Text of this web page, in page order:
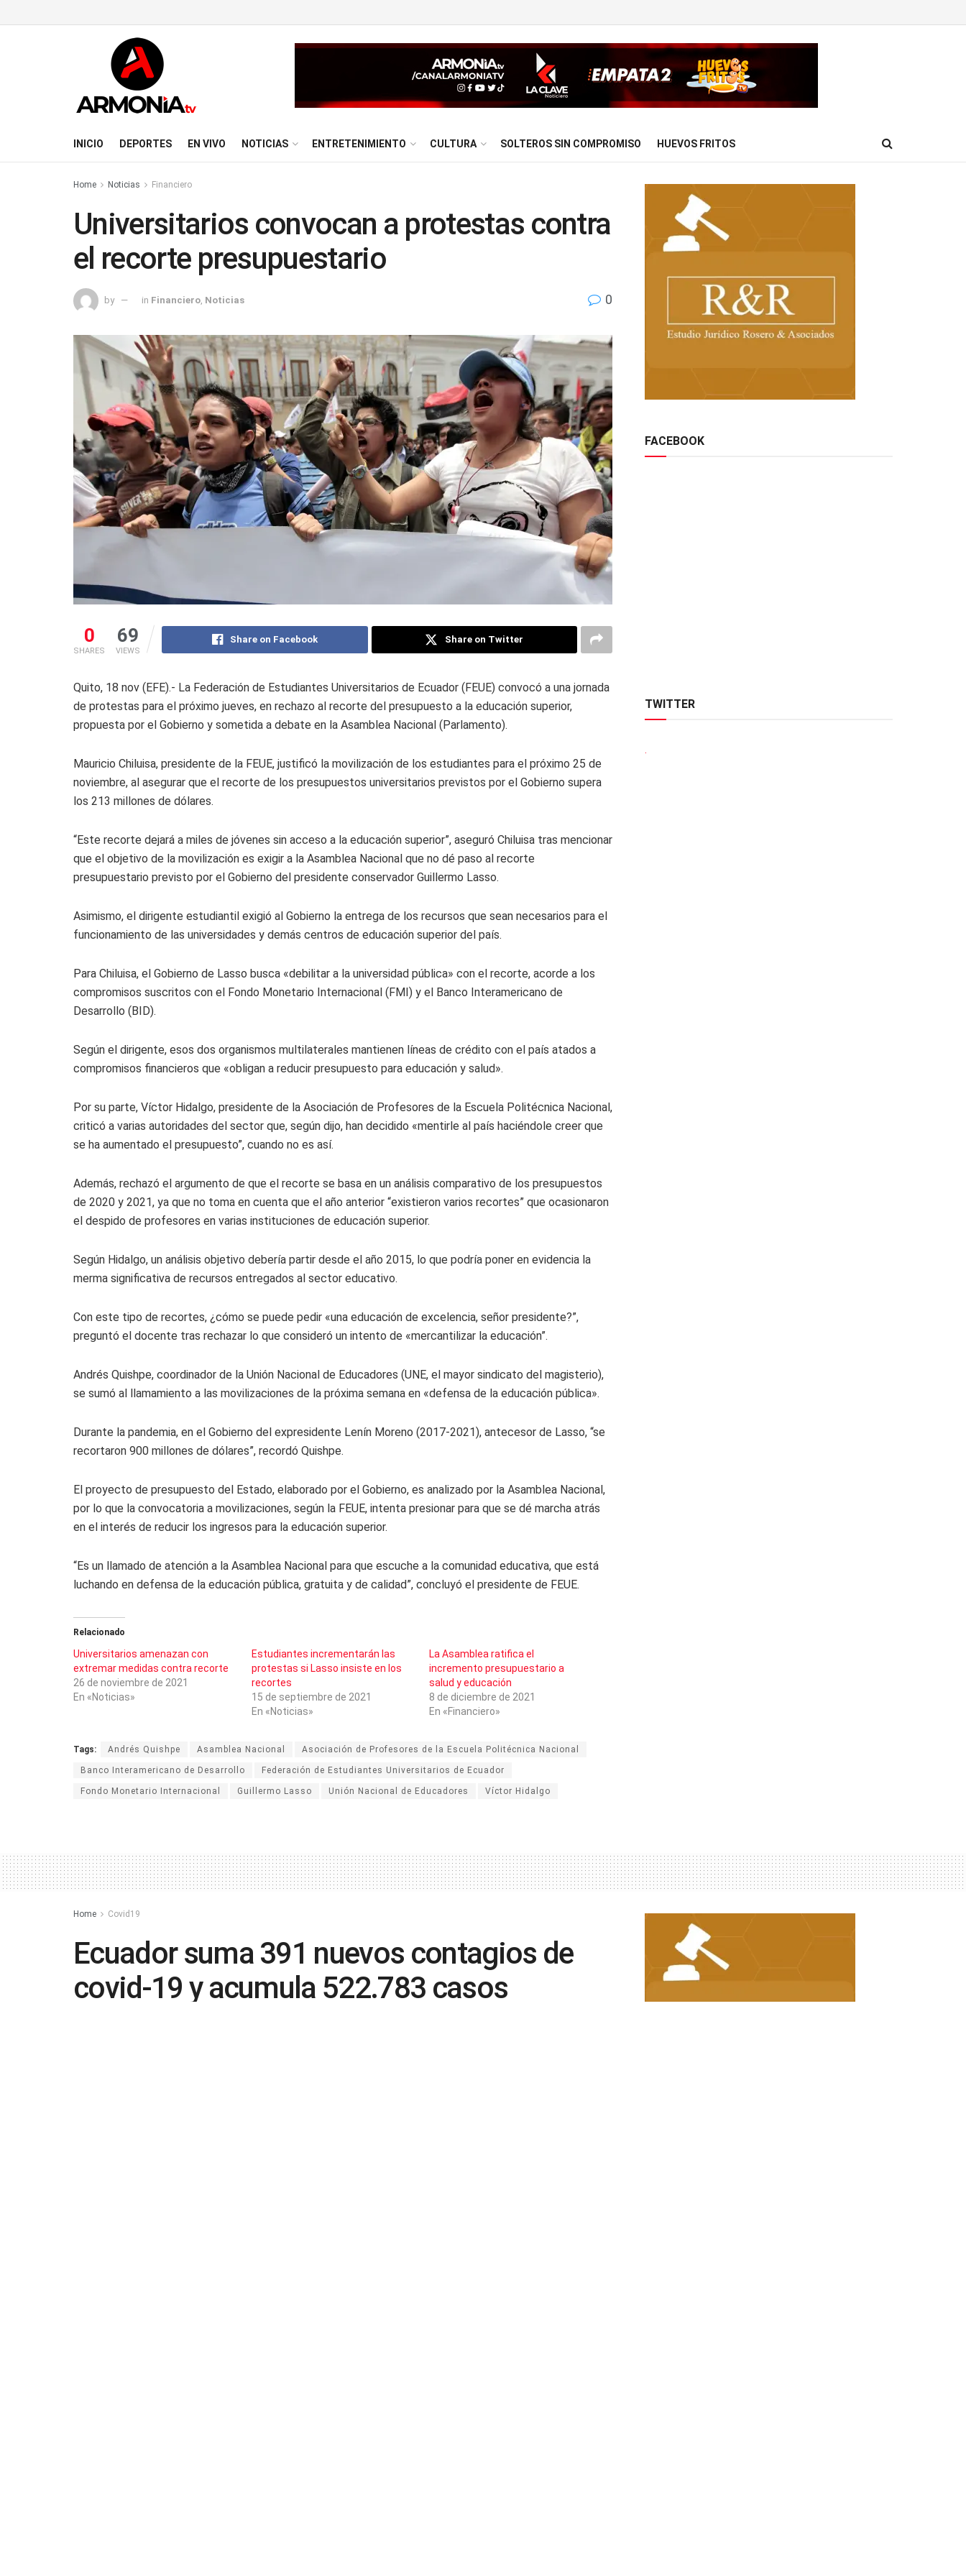
INICIO DEPORTES EN VIVO NOTICIAS ENTRETENIMIENTO CULTURA SOLTEROS SIN COMPROMISO HUEVOS FRITOS
Home Noticias Financiero
Universitarios convocan a protestas contra
el recorte presupuestario
by in Financiero Noticias 0
0
SHARES
69
VIEWS
Share on Facebook Share on Twitter
Quito, 18 nov (EFE).- La Federación de Estudiantes Universitarios de Ecuador (FEUE) convocó a una jornada
de protestas para el próximo jueves, en rechazo al recorte del presupuesto a la educación superior,
propuesta por el Gobierno y sometida a debate en la Asamblea Nacional (Parlamento).
Mauricio Chiluisa, presidente de la FEUE, justificó la movilización de los estudiantes para el próximo 25 de
noviembre, al asegurar que el recorte de los presupuestos universitarios previstos por el Gobierno supera
los 213 millones de dólares.
“Este recorte dejará a miles de jóvenes sin acceso a la educación superior”, aseguró Chiluisa tras mencionar
que el objetivo de la movilización es exigir a la Asamblea Nacional que no dé paso al recorte
presupuestario previsto por el Gobierno del presidente conservador Guillermo Lasso.
Asimismo, el dirigente estudiantil exigió al Gobierno la entrega de los recursos que sean necesarios para el
funcionamiento de las universidades y demás centros de educación superior del país.
Para Chiluisa, el Gobierno de Lasso busca «debilitar a la universidad pública» con el recorte, acorde a los
compromisos suscritos con el Fondo Monetario Internacional (FMI) y el Banco Interamericano de
Desarrollo (BID).
Según el dirigente, esos dos organismos multilaterales mantienen líneas de crédito con el país atados a
compromisos financieros que «obligan a reducir presupuesto para educación y salud».
Por su parte, Víctor Hidalgo, presidente de la Asociación de Profesores de la Escuela Politécnica Nacional,
criticó a varias autoridades del sector que, según dijo, han decidido «mentirle al país haciéndole creer que
se ha aumentado el presupuesto”, cuando no es así.
Además, rechazó el argumento de que el recorte se basa en un análisis comparativo de los presupuestos
de 2020 y 2021, ya que no toma en cuenta que el año anterior “existieron varios recortes” que ocasionaron
el despido de profesores en varias instituciones de educación superior.
Según Hidalgo, un análisis objetivo debería partir desde el año 2015, lo que podría poner en evidencia la
merma significativa de recursos entregados al sector educativo.
Con este tipo de recortes, ¿cómo se puede pedir «una educación de excelencia, señor presidente?”,
preguntó el docente tras rechazar lo que consideró un intento de «mercantilizar la educación”.
Andrés Quishpe, coordinador de la Unión Nacional de Educadores (UNE, el mayor sindicato del magisterio),
se sumó al llamamiento a las movilizaciones de la próxima semana en «defensa de la educación pública».
Durante la pandemia, en el Gobierno del expresidente Lenín Moreno (2017-2021), antecesor de Lasso, “se
recortaron 900 millones de dólares”, recordó Quishpe.
El proyecto de presupuesto del Estado, elaborado por el Gobierno, es analizado por la Asamblea Nacional,
por lo que la convocatoria a movilizaciones, según la FEUE, intenta presionar para que se dé marcha atrás
en el interés de reducir los ingresos para la educación superior.
“Es un llamado de atención a la Asamblea Nacional para que escuche a la comunidad educativa, que está
luchando en defensa de la educación pública, gratuita y de calidad”, concluyó el presidente de FEUE.
Relacionado
Universitarios amenazan con
extremar medidas contra recorte
26 de noviembre de 2021
En «Noticias»
Estudiantes incrementarán las
protestas si Lasso insiste en los
recortes
15 de septiembre de 2021
En «Noticias»
La Asamblea ratifica el
incremento presupuestario a
salud y educación
8 de diciembre de 2021
En «Financiero»
Tags: Andrés Quishpe Asamblea Nacional Asociación de Profesores de la Escuela Politécnica Nacional
Banco Interamericano de Desarrollo Federación de Estudiantes Universitarios de Ecuador
Fondo Monetario Internacional Guillermo Lasso Unión Nacional de Educadores Víctor Hidalgo
FACEBOOK
TWITTER
Home Covid19
Ecuador suma 391 nuevos contagios de
covid-19 y acumula 522.783 casos